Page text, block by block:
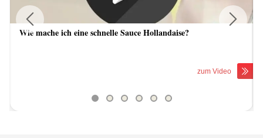
Wie mache ich eine schnelle Sauce Hollandaise?
zum Video
Previous